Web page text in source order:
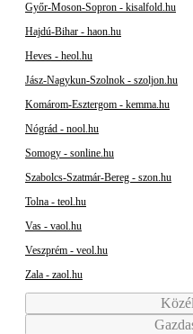
Győr-Moson-Sopron - kisalfold.hu
Hajdú-Bihar - haon.hu
Heves - heol.hu
Jász-Nagykun-Szolnok - szoljon.hu
Komárom-Esztergom - kemma.hu
Nógrád - nool.hu
Somogy - sonline.hu
Szabolcs-Szatmár-Bereg - szon.hu
Tolna - teol.hu
Vas - vaol.hu
Veszprém - veol.hu
Zala - zaol.hu